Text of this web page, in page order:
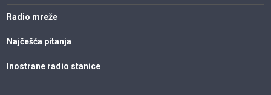
Radio mreže
Najčešća pitanja
Inostrane radio stanice